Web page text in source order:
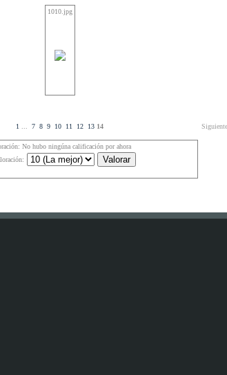
1010.jpg
1 7 8 9 10 11 12 13 14
No hubo ningúna calificación por ahora